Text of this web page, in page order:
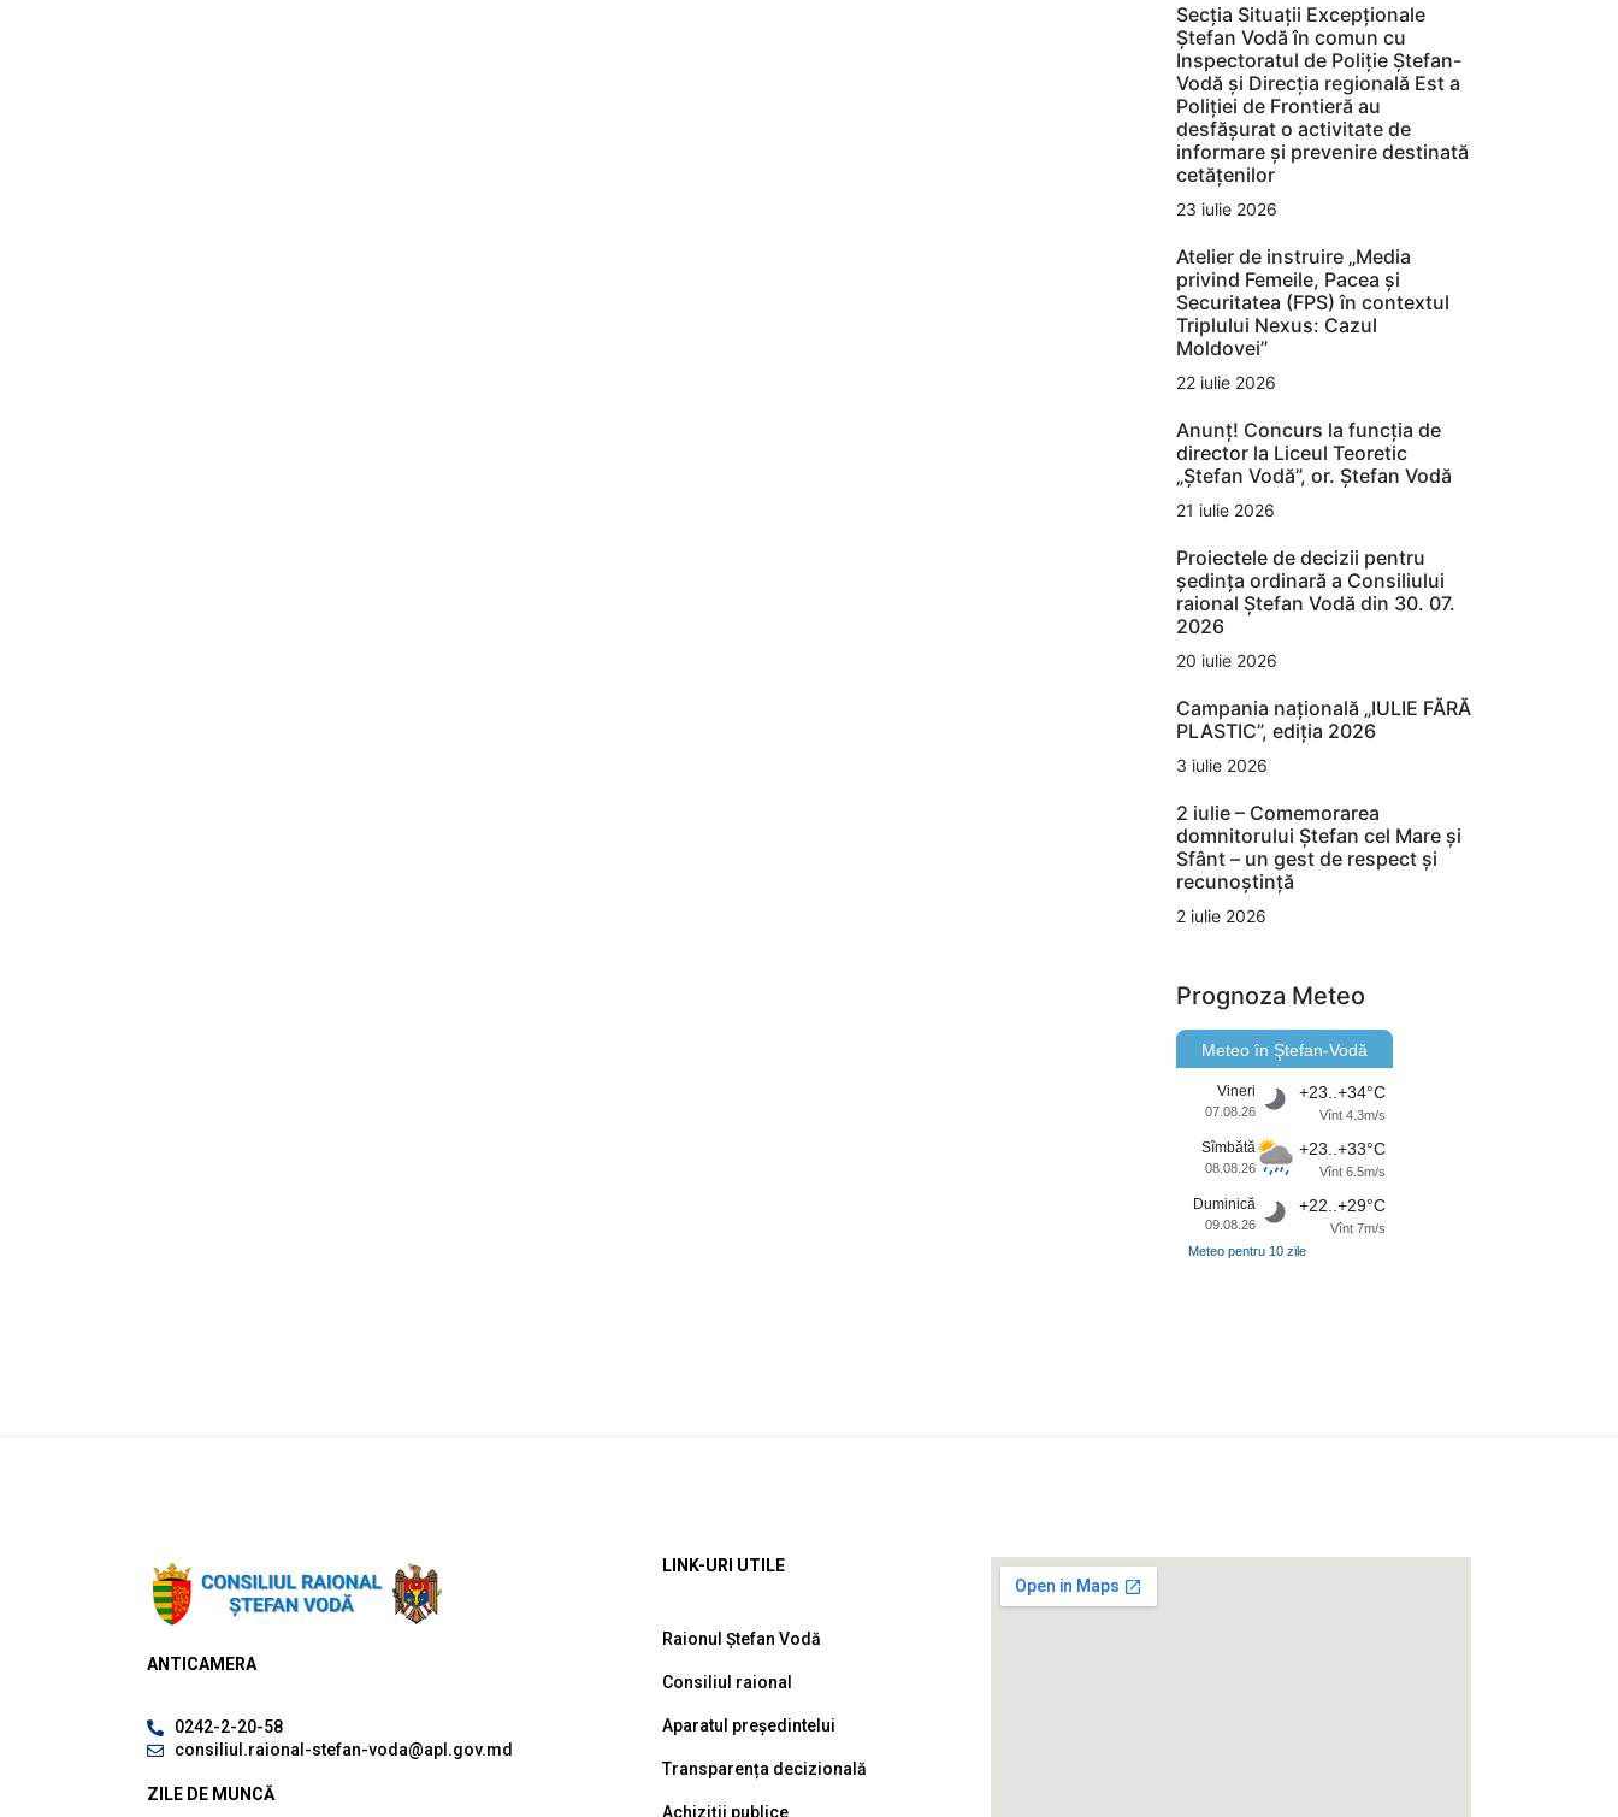
Secția Situații Excepționale
Ștefan Vodă în comun cu
Inspectoratul de Poliție Ștefan-
Vodă și Direcția regională Est a
Poliției de Frontieră au
desfășurat o activitate de
informare și prevenire destinată
cetățenilor
23 iulie 2026
Atelier de instruire „Media
privind Femeile, Pacea și
Securitatea (FPS) în contextul
Triplului Nexus: Cazul
Moldovei”
22 iulie 2026
Anunț! Concurs la funcția de
director la Liceul Teoretic
„Ștefan Vodă”, or. Ștefan Vodă
21 iulie 2026
Proiectele de decizii pentru
ședința ordinară a Consiliului
raional Ștefan Vodă din 30. 07.
2026
20 iulie 2026
Campania națională „IULIE FĂRĂ
PLASTIC”, ediția 2026
3 iulie 2026
2 iulie – Comemorarea
domnitorului Ștefan cel Mare și
Sfânt – un gest de respect și
recunoștință
2 iulie 2026
Prognoza Meteo
Meteo în Ştefan-Vodă
Vineri
07.08.26
+23..+34°C
Vînt 4.3m/s
Sîmbătă
08.08.26
+23..+33°C
Vînt 6.5m/s
Duminică
09.08.26
+22..+29°C
Vînt 7m/s
Meteo pentru 10 zile
ANTICAMERA
0242-2-20-58
consiliul.raional-stefan-voda@apl.gov.md
ZILE DE MUNCĂ
LINK-URI UTILE
Raionul Ștefan Vodă
Consiliul raional
Aparatul președintelui
Transparența decizională
Achiziții publice